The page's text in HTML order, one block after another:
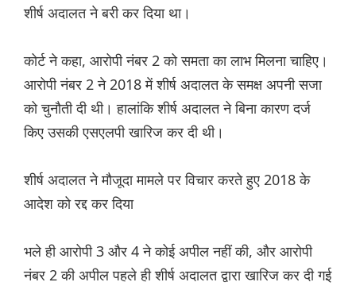
शीर्ष अदालत ने बरी कर दिया था।
कोर्ट ने कहा, आरोपी नंबर 2 को समता का लाभ मिलना चाहिए।
आरोपी नंबर 2 ने 2018 में शीर्ष अदालत के समक्ष अपनी सजा
को चुनौती दी थी। हालांकि शीर्ष अदालत ने बिना कारण दर्ज
किए उसकी एसएलपी खारिज कर दी थी।
शीर्ष अदालत ने मौजूदा मामले पर विचार करते हुए 2018 के
आदेश को रद्द कर दिया
भले ही आरोपी 3 और 4 ने कोई अपील नहीं की, और आरोपी
नंबर 2 की अपील पहले ही शीर्ष अदालत द्वारा खारिज कर दी गई